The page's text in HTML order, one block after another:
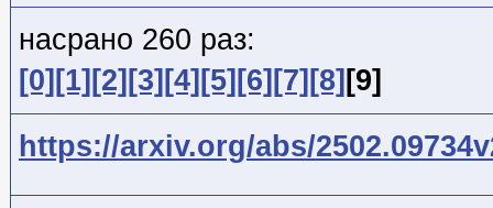
насрано 260 раз:
[0] [1] [2] [3] [4] [5] [6] [7] [8] [9]
https://arxiv.org/abs/